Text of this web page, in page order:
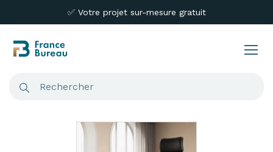
✅ Votre projet sur-mesure gratuit